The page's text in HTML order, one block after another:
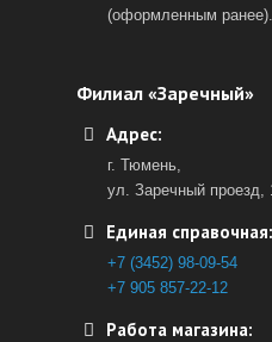
(оформленным ранее).
Филиал «Заречный»
Адрес:
г. Тюмень,
ул. Заречный проезд,
Единая справочная:
+7 (3452) 98-09-54
+7 905 857-22-12
Работа магазина: